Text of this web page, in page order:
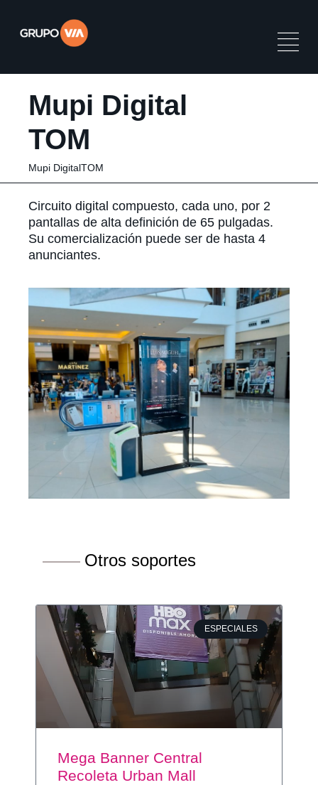
Mupi Digital
TOM
Mupi DigitalTOM
Circuito digital compuesto, cada uno, por 2
pantallas de alta definición de 65 pulgadas.
Su comercialización puede ser de hasta 4
anunciantes.
Otros soportes
ESPECIALES
Mega Banner Central
Recoleta Urban Mall